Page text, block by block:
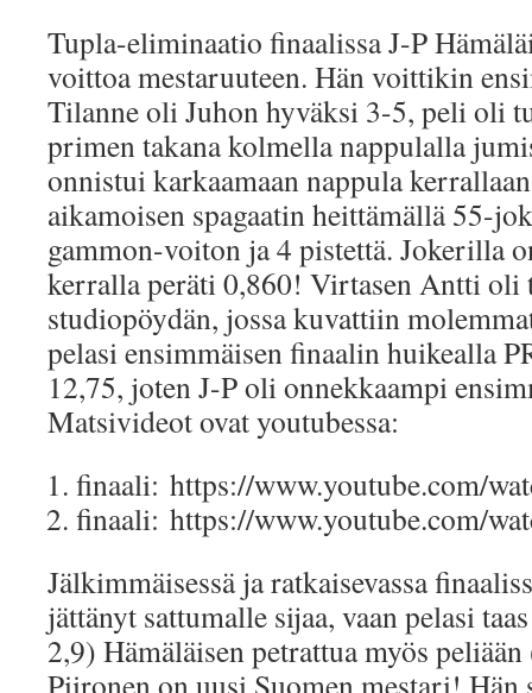
Tupla-eliminaatio finaalissa J-P
voittoa mestaruuteen. Hän voittikin
Tilanne oli Juhon hyväksi 3-5, peli oli
primen takana kolmella nappulalla
onnistui karkaamaan nappula
aikamoisen spagaatin heittämällä 55-
gammon-voiton ja 4 pistettä. Jokerilla
kerralla peräti 0,860! Virtasen Antti oli
studiopöydän, jossa kuvattiin
pelasi ensimmäisen finaalin huikealla
12,75, joten J-P oli onnekkaampi
Matsivideot ovat youtubessa:
finaali: https://www.youtube.com/
finaali: https://www.youtube.com/
Jälkimmäisessä ja ratkaisevassa
jättänyt sattumalle sijaa, vaan pelasi
2,9) Hämäläisen petrattua myös
Piironen on uusi Suomen mestari! Hän